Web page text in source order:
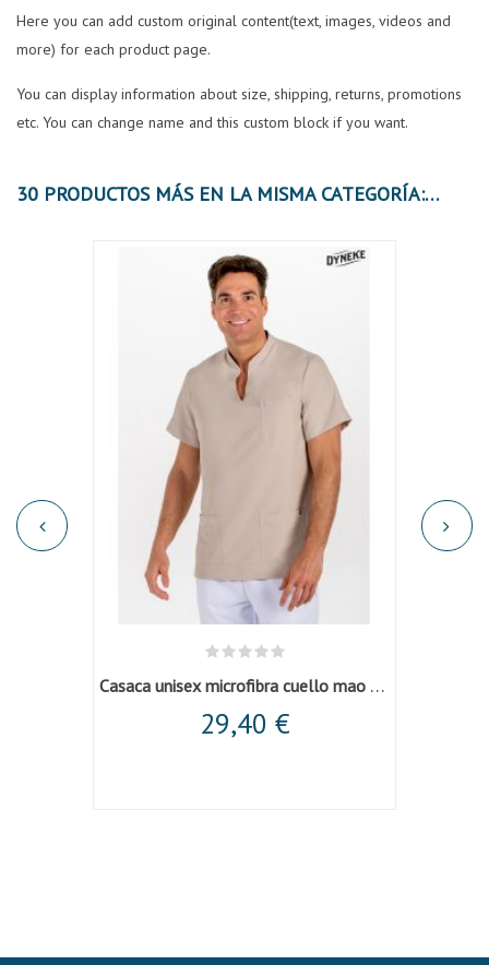
Here you can add custom original content(text, images, videos and
more) for each product page.
You can display information about size, shipping, returns, promotions
etc. You can change name and this custom block if you want.
30 PRODUCTOS MÁS EN LA MISMA CATEGORÍA:
Casaca unisex microfibra cuello mao beige
29,40 €